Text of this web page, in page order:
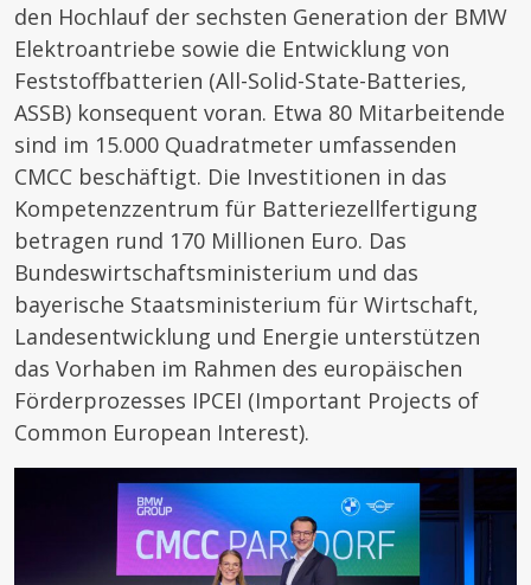
den Hochlauf der sechsten Generation der BMW
Elektroantriebe sowie die Entwicklung von
Feststoffbatterien (All-Solid-State-Batteries,
ASSB) konsequent voran. Etwa 80 Mitarbeitende
sind im 15.000 Quadratmeter umfassenden
CMCC beschäftigt. Die Investitionen in das
Kompetenzzentrum für Batteriezellfertigung
betragen rund 170 Millionen Euro. Das
Bundeswirtschaftsministerium und das
bayerische Staatsministerium für Wirtschaft,
Landesentwicklung und Energie unterstützen
das Vorhaben im Rahmen des europäischen
Förderprozesses IPCEI (Important Projects of
Common European Interest).